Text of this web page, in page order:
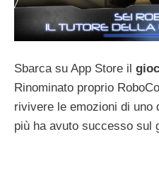
Sbarca su App Store il
Rinominato proprio
rivivere le emozioni di uno
più ha avuto successo sul